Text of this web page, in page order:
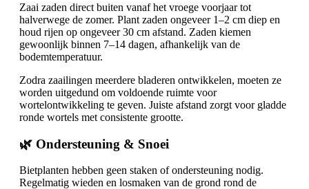
Zaai zaden direct buiten vanaf het vroege voorjaar tot
halverwege de zomer. Plant zaden ongeveer 1–2 cm diep en
houd rijen op ongeveer 30 cm afstand. Zaden kiemen
gewoonlijk binnen 7–14 dagen, afhankelijk van de
bodemtemperatuur.
Zodra zaailingen meerdere bladeren ontwikkelen, moeten ze
worden uitgedund om voldoende ruimte voor
wortelontwikkeling te geven. Juiste afstand zorgt voor gladde
ronde wortels met consistente grootte.
🌿 Ondersteuning & Snoei
Bietplanten hebben geen staken of ondersteuning nodig.
Regelmatig wieden en losmaken van de grond rond de